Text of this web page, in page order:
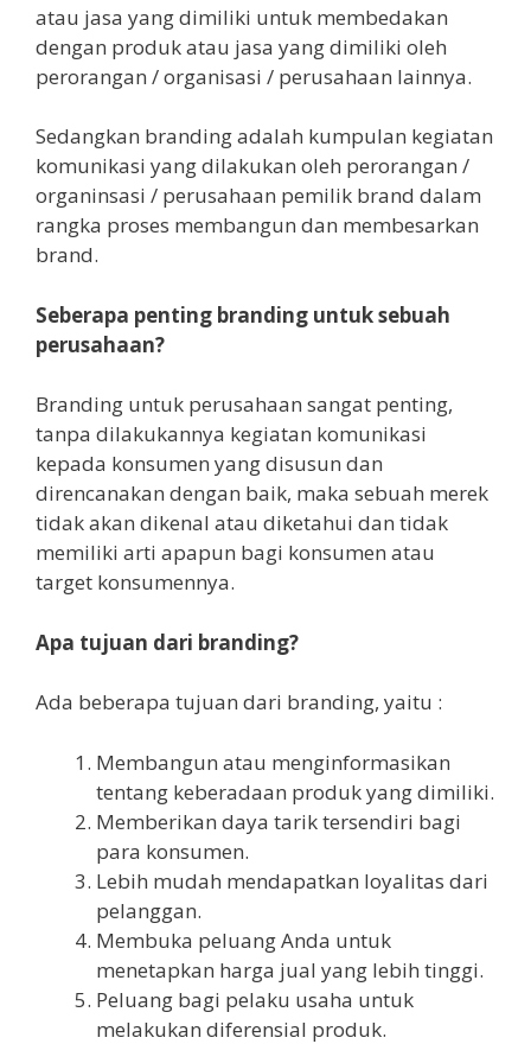
atau jasa yang dimiliki untuk membedakan
dengan produk atau jasa yang dimiliki oleh
perorangan / organisasi / perusahaan lainnya.
Sedangkan branding adalah kumpulan kegiatan
komunikasi yang dilakukan oleh perorangan /
organinsasi / perusahaan pemilik brand dalam
rangka proses membangun dan membesarkan
brand.
Seberapa penting branding untuk sebuah
perusahaan?
Branding untuk perusahaan sangat penting,
tanpa dilakukannya kegiatan komunikasi
kepada konsumen yang disusun dan
direncanakan dengan baik, maka sebuah merek
tidak akan dikenal atau diketahui dan tidak
memiliki arti apapun bagi konsumen atau
target konsumennya.
Apa tujuan dari branding?
Ada beberapa tujuan dari branding, yaitu :
Membangun atau menginformasikan
tentang keberadaan produk yang dimiliki.
Memberikan daya tarik tersendiri bagi
para konsumen.
Lebih mudah mendapatkan loyalitas dari
pelanggan.
Membuka peluang Anda untuk
menetapkan harga jual yang lebih tinggi.
Peluang bagi pelaku usaha untuk
melakukan diferensial produk.